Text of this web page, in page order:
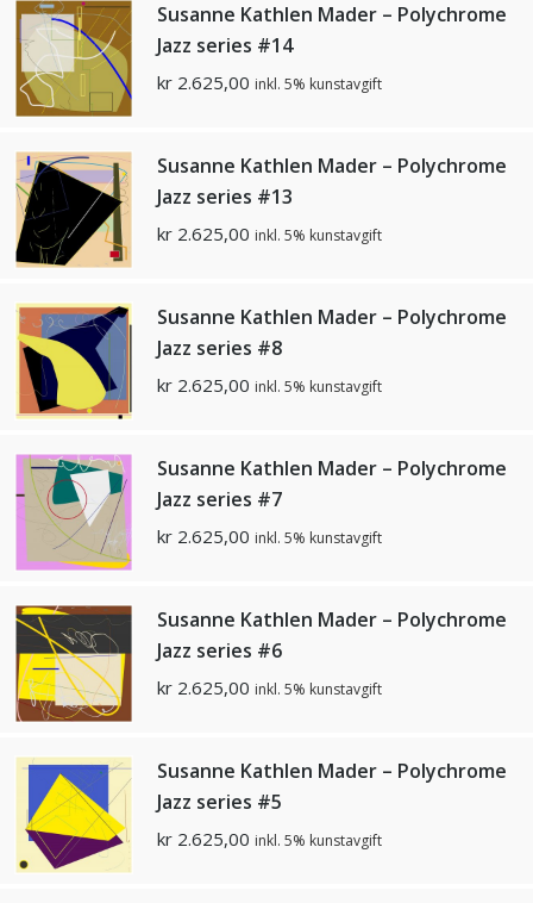
Susanne Kathlen Mader – Polychrome
Jazz series #14
kr 2.625,00 inkl. 5% kunstavgift
Susanne Kathlen Mader – Polychrome
Jazz series #13
kr 2.625,00 inkl. 5% kunstavgift
Susanne Kathlen Mader – Polychrome
Jazz series #8
kr 2.625,00 inkl. 5% kunstavgift
Susanne Kathlen Mader – Polychrome
Jazz series #7
kr 2.625,00 inkl. 5% kunstavgift
Susanne Kathlen Mader – Polychrome
Jazz series #6
kr 2.625,00 inkl. 5% kunstavgift
Susanne Kathlen Mader – Polychrome
Jazz series #5
kr 2.625,00 inkl. 5% kunstavgift